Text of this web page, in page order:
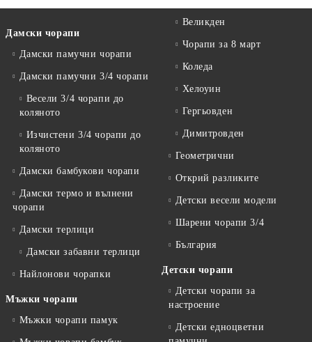
Дамски чорапи
Дамски памучни чорапи
Дамски памучни 3/4 чорапи
Весели 3/4 чорапи до
коляното
Изчистени 3/4 чорапи до
коляното
Дамски бамбукови чорапи
Дамски термо и вълнени
чорапи
Дамски терлици
Дамски забавни терлици
Найлонови чорапки
Мъжки чорапи
Мъжки чорапи памук
Великден
Чорапи за 8 март
Коледа
Хелоуин
Гергьовден
Димитровден
Геометрични
Открий разликите
Детски весели модели
Шарени чорапи 3/4
България
Детски чорапи
Детски чорапи за
настроение
Детски едноцветни